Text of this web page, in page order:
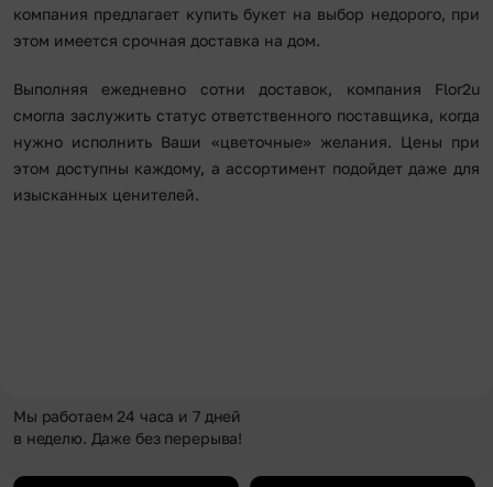
компания предлагает купить букет на выбор недорого, при
этом имеется срочная доставка на дом.
Выполняя ежедневно сотни доставок, компания Flor2u
смогла заслужить статус ответственного поставщика, когда
нужно исполнить Ваши «цветочные» желания. Цены при
этом доступны каждому, а ассортимент подойдет даже для
изысканных ценителей.
Мы работаем 24 часа и 7 дней
в неделю. Даже без перерыва!